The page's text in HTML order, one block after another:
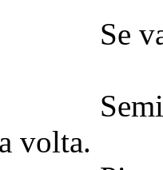
volta.